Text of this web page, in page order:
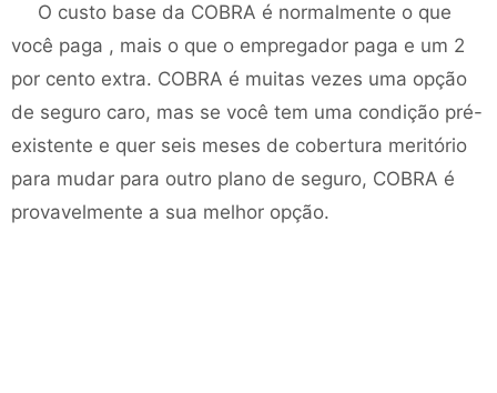
O custo base da COBRA é normalmente o que
você paga , mais o que o empregador paga e um 2
por cento extra. COBRA é muitas vezes uma opção
de seguro caro, mas se você tem uma condição pré-
existente e quer seis meses de cobertura meritório
para mudar para outro plano de seguro, COBRA é
provavelmente a sua melhor opção.